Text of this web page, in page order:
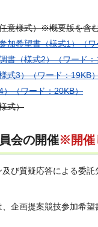
意様式）※概要版を含
加希望書（様式1）（
書（様式2）（ワード
式3）（ワード：19KB
）（ワード：20KB）
式）
会の開催※開催
び質疑応答による委託
企画提案競技参加希